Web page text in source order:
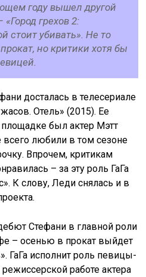
году вышел другой
грехов 2:
стоит убивать». Не то
но критики хотя бы
досталась в телесериале
Отель» (2015). Ее
был актер Мэтт
любили в том сезоне
Впрочем, критикам
– за эту роль ГаГа
К слову, Леди снялась и в
Стефани в главной роли
– осенью в прокат выйдет
ГаГа исполнит роль певицы-
работе актера